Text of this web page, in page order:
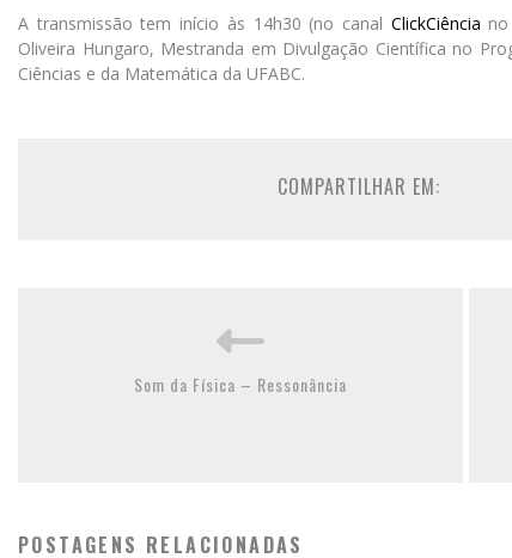
A transmissão tem início às 14h30 (no canal ClickCiência
Oliveira Hungaro, Mestranda em Divulgação Científica no
Ciências e da Matemática da UFABC.
COMPARTILHAR EM:
Som da Física – Ressonância
POSTAGENS RELACIONADAS